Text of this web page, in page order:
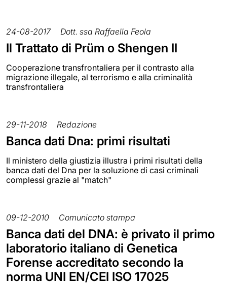
24-08-2017 Dott. ssa Raffaella Feola
Il Trattato di Prüm o Shengen II
Cooperazione transfrontaliera per il contrasto alla
migrazione illegale, al terrorismo e alla criminalità
transfrontaliera
29-11-2018 Redazione
Banca dati Dna: primi risultati
Il ministero della giustizia illustra i primi risultati della
banca dati del Dna per la soluzione di casi criminali
complessi grazie al "match"
09-12-2010 Comunicato stampa
Banca dati del DNA: è privato il primo
laboratorio italiano di Genetica
Forense accreditato secondo la
norma UNI EN/CEI ISO 17025